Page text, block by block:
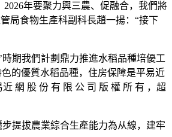
年要聚力興三農、促融合，我們將
局食物生產科副科長趙一揚：“接下
期我們計劃鼎力推進水稻品種培優工
的優質水稻品種，住房保障是平易近
網 股 份 有 限 公 司 版 權 所 有 ，超
提拔農業綜合生產能力為从線，建牢